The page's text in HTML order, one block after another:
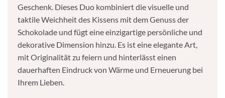
Geschenk. Dieses Duo kombiniert die visuelle und
taktile Weichheit des Kissens mit dem Genuss der
Schokolade und fügt eine einzigartige persönliche und
dekorative Dimension hinzu. Es ist eine elegante Art,
mit Originalität zu feiern und hinterlässt einen
dauerhaften Eindruck von Wärme und Erneuerung bei
Ihrem Lieben.